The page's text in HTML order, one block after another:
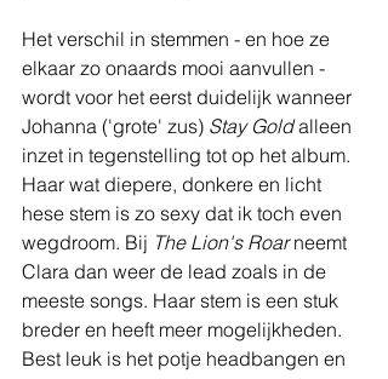
Het verschil in stemmen - en hoe ze
elkaar zo onaards mooi aanvullen -
wordt voor het eerst duidelijk wanneer
Johanna ('grote' zus) Stay Gold alleen
inzet in tegenstelling tot op het album.
Haar wat diepere, donkere en licht
hese stem is zo sexy dat ik toch even
wegdroom. Bij The Lion's Roar neemt
Clara dan weer de lead zoals in de
meeste songs. Haar stem is een stuk
breder en heeft meer mogelijkheden.
Best leuk is het potje headbangen en